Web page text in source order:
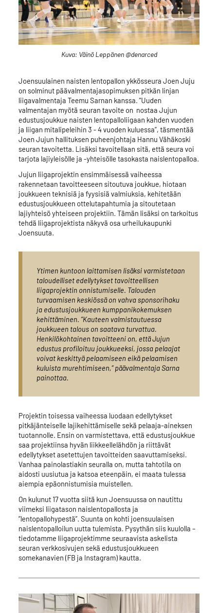
Kuva: Väinö Leppänen @denarced
Joensuulainen naisten lentopallon ykkösseura Joen Juju
on solminut päävalmentajasopimuksen pitkän linjan
liigavalmentaja Teemu Sarnan kanssa. ”Uuden
valmentajan myötä seuran tavoite on nostaa Jujun
edustusjoukkue naisten lentopalloliigaan kahden vuoden
ja liigan mitalipeleihin 3 - 4 vuoden kuluessa”, täsmentää
Joen Jujun hallituksen puheenjohtaja Hannu Vähäkoski
seuran tavoitetta. Lisäksi tavoitellaan sitä, että seura voi
tarjota lajiyleisölle ja -yhteisölle tasokasta naislentopalloa.
Jujun liigaprojektin ensimmäisessä vaiheessa
rakennetaan tavoitteeseen sitoutuva joukkue, hiotaan
joukkueen teknisiä ja fyysisiä valmiuksia, kehitetään
edustusjoukkueen ottelutapahtumia ja sitoutetaan
lajiyhteisö yhteiseen projektiin. Tämän lisäksi on tarkoitus
tehdä liigaprojektista näkyvä osa urheilukaupunki
Joensuuta.
Ytimen kuntoon laittamisen lisäksi varmistetaan
taloudelliset edellytykset tavoitteellisen
liigaprojektin onnistumiselle. Talouden
turvaamisen keskiössä on vahva sponsorihaku
ja edustusjoukkueen kumppanikokemuksen
kehittäminen. ”Kauteen valmistautuessa
joukkueen talous on saatava turvattua.
Henkilökohtainen tavoitteeni on, että Jujun
edustus profiloituu joukkueeksi, jossa pelaajat
voivat keskittyä pelaamiseen eikä pelaamisen
kuluista murehtimiseen,” päävalmentaja Sarna
painottaa.
Projektin toisessa vaiheessa luodaan edellytykset
pitkäjänteiselle lajikehittämiselle sekä pelaaja-aineksen
tuotannolle. Ensin on varmistettava, että edustusjoukkue
saa projektiinsa hyvän liikkeellelähdön ja riittävät
edellytykset asetettujen tavoitteiden saavuttamiseksi.
Vanhaa painolastiakin seuralla on, mutta tahtotila on
aidosti uusiutua ja katsoa eteenpäin, ei maata tulessa
aiempia epäonnistumisia muistellen.
On kulunut 17 vuotta siitä kun Joensuussa on nautittu
viimeksi liigatason naislentopallosta ja
”lentopallohypestä”. Suunta on kohti joensuulaisen
naislentopalloilun uutta tulemista. Pysythän siis kuulolla –
tiedotamme liigaprojektimme seuraavista askelista
seuran verkkosivujen sekä edustusjoukkueen
somekanavien (FB ja Instagram) kautta.